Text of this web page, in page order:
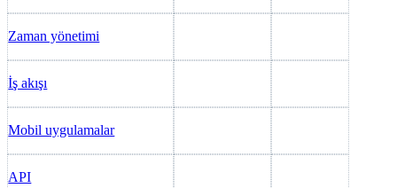
Zaman yönetimi
İş akışı
Mobil uygulamalar
API